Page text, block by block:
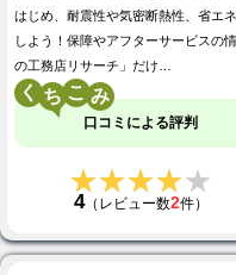
はじめ、耐震性や気密断熱性、省エ
しよう！保障やアフターサービスの
の工務店リサーチ」だけ…
く こ
口コミによる評判
★★★★★
★★★★★
4（レビュー数2件）